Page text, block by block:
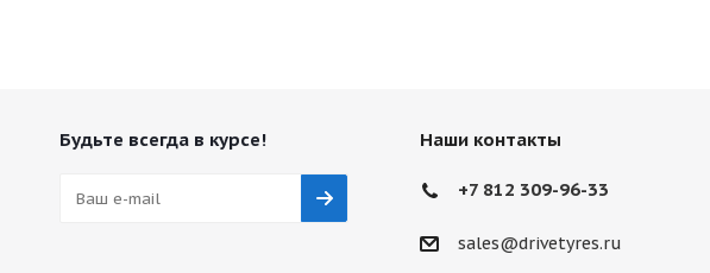
Будьте всегда в курсе! Наши контакты
+7 812 309-96-33
sales@drivetyres.ru